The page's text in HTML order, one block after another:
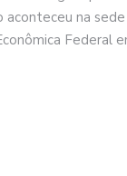
aconteceu na
Federal